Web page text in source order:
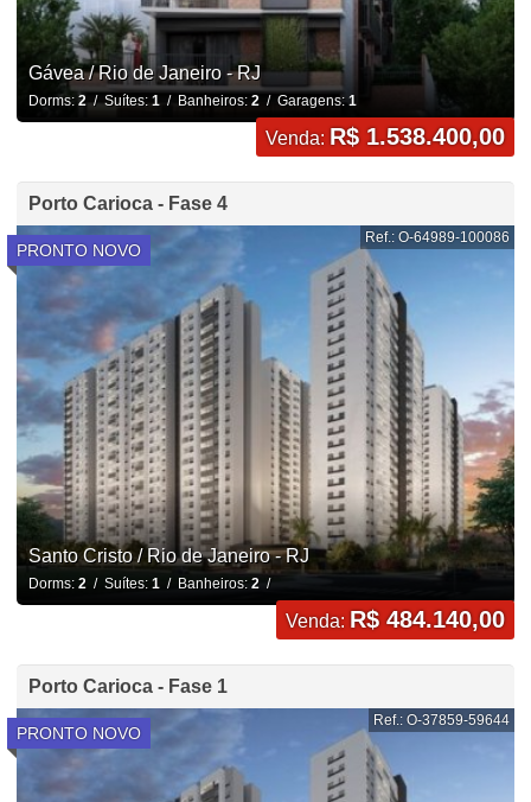
Gávea / Rio de Janeiro - RJ
Dorms: 2/ Suítes: 1/ Banheiros: 2/ Garagens:1
Venda: R$ 1.538.400,00
Porto Carioca - Fase 4
PRONTO NOVO
Ref.: O-64989-100086
Santo Cristo / Rio de Janeiro - RJ
Dorms: 2/ Suítes: 1 / Banheiros: 2/
Venda: R$ 484.140,00
Porto Carioca - Fase 1
PRONTO NOVO
Ref.: O-37859-59644